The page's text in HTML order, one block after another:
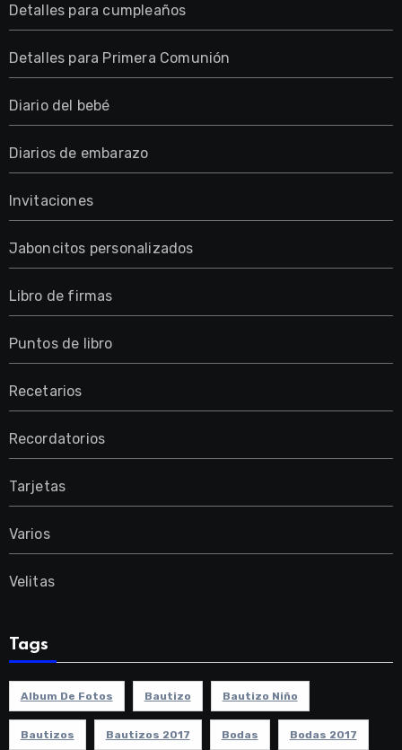
Detalles para cumpleaños
Detalles para Primera Comunión
Diario del bebé
Diarios de embarazo
Invitaciones
Jaboncitos personalizados
Libro de firmas
Puntos de libro
Recetarios
Recordatorios
Tarjetas
Varios
Velitas
Tags
Album De Fotos Bautizo Bautizo Niño
Bautizos Bautizos 2017 Bodas Bodas 2017